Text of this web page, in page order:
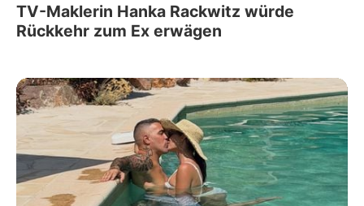
TV-Maklerin Hanka Rackwitz würde
Rückkehr zum Ex erwägen